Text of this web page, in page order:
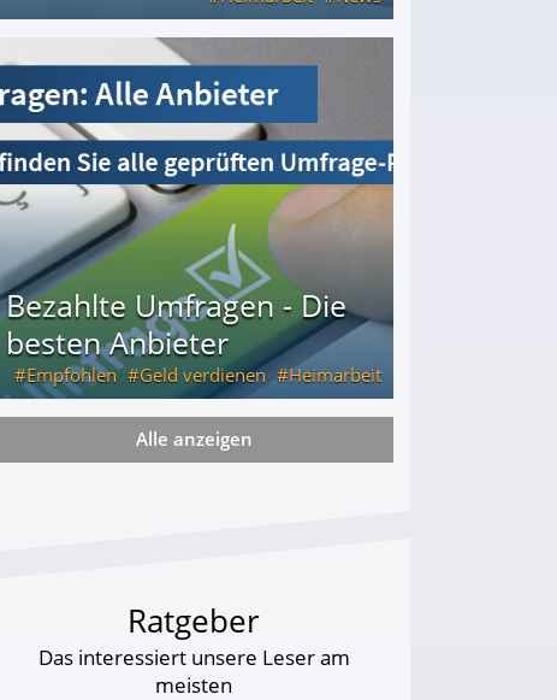
Bezahlte Umfragen - Die
besten Anbieter
Empfohlen Geld verdienen Heimarbeit
Alle anzeigen
Ratgeber
Das interessiert unsere Leser am
meisten